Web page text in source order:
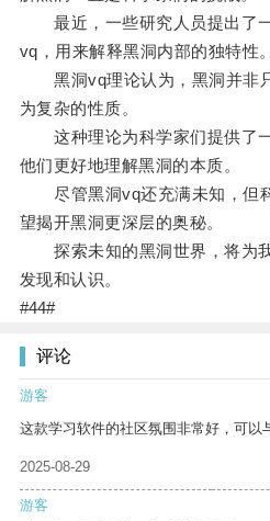
最近，一些研究人员提出了
vq，用来解释黑洞内部的独特性。
黑洞vq理论认为，黑洞并非
为复杂的性质。
这种理论为科学家们提供了
他们更好地理解黑洞的本质。
尽管黑洞vq还充满未知，但
望揭开黑洞更深层的奥秘。
探索未知的黑洞世界，将为
发现和认识。
#44#
评论
游客
这款学习软件的社区氛围非常好，可以
2025-08-29
游客